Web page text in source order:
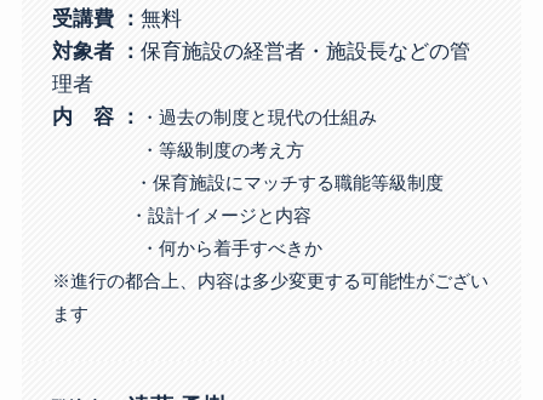
受講費
：無料
対象者
：保育施設の経営者・施設長などの管
理者
内 容 ：
・過去の制度と現代の仕組み
・等級制度の考え方
・保育施設にマッチする職能等級制度
・設計イメージと内容
・何から着手すべきか
※進行の都合上、内容は多少変更する可能性がござい
ます